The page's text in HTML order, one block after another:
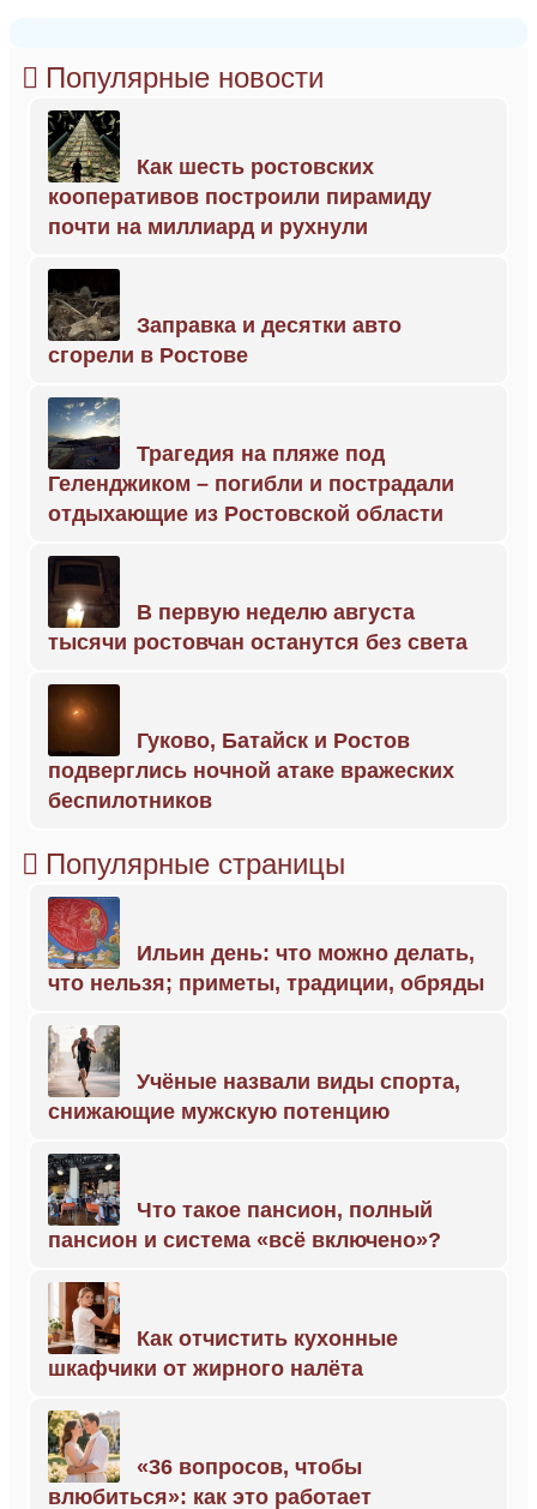
Популярные новости
Как шесть ростовских
кооперативов построили пирамиду
почти на миллиард и рухнули
Заправка и десятки авто
сгорели в Ростове
Трагедия на пляже под
Геленджиком – погибли и пострадали
отдыхающие из Ростовской области
В первую неделю августа
тысячи ростовчан останутся без света
Гуково, Батайск и Ростов
подверглись ночной атаке вражеских
беспилотников
Популярные страницы
Ильин день: что можно делать,
что нельзя; приметы, традиции, обряды
Учёные назвали виды спорта,
снижающие мужскую потенцию
Что такое пансион, полный
пансион и система «всё включено»?
Как отчистить кухонные
шкафчики от жирного налёта
«36 вопросов, чтобы
влюбиться»: как это работает